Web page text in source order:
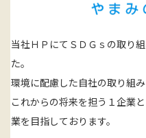
当社ＨＰにてＳＤＧｓの取り
た。
環境に配慮した自社の取り組
これからの将来を担う１企業
業を目指しております。